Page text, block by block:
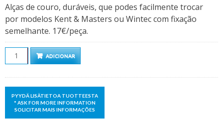
Alças de couro, duráveis, que podes facilmente trocar
por modelos Kent & Masters ou Wintec com fixação
semelhante. 17€/peça.
QuantidadeADICIONAR